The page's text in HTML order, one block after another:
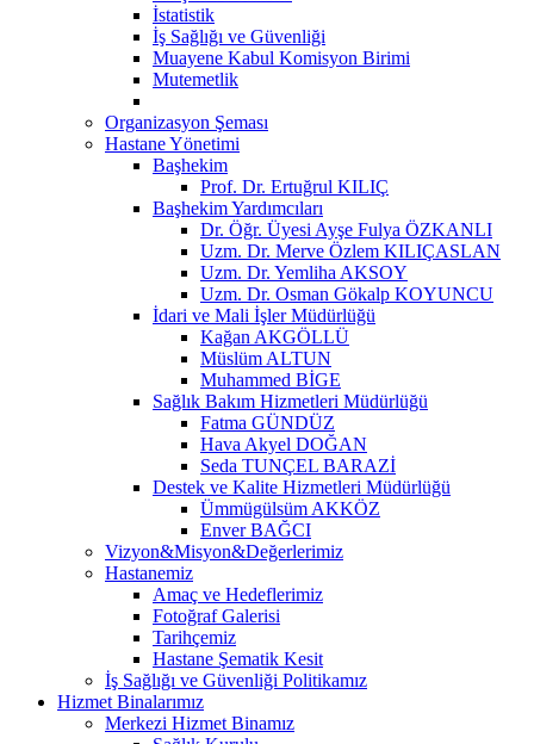
İstatistik
İş Sağlığı ve Güvenliği
Muayene Kabul Komisyon Birimi
Mutemetlik
Organizasyon Şeması
Hastane Yönetimi
Başhekim
Prof. Dr. Ertuğrul KILIÇ
Başhekim Yardımcıları
Dr. Öğr. Üyesi Ayşe Fulya ÖZKANLI
Uzm. Dr. Merve Özlem KILIÇASLAN
Uzm. Dr. Yemliha AKSOY
Uzm. Dr. Osman Gökalp KOYUNCU
İdari ve Mali İşler Müdürlüğü
Kağan AKGÖLLÜ
Müslüm ALTUN
Muhammed BİGE
Sağlık Bakım Hizmetleri Müdürlüğü
Fatma GÜNDÜZ
Hava Akyel DOĞAN
Seda TUNÇEL BARAZİ
Destek ve Kalite Hizmetleri Müdürlüğü
Ümmügülsüm AKKÖZ
Enver BAĞCI
Vizyon&Misyon&Değerlerimiz
Hastanemiz
Amaç ve Hedeflerimiz
Fotoğraf Galerisi
Tarihçemiz
Hastane Şematik Kesit
İş Sağlığı ve Güvenliği Politikamız
Hizmet Binalarımız
Merkezi Hizmet Binamız